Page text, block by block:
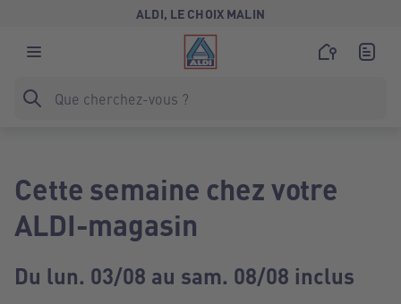
ALDI, LE CHOIX MALIN
Cette semaine chez votre
ALDI-magasin
Du lun. 03/08 au sam. 08/08 inclus